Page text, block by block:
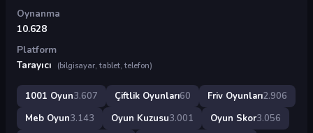
Oynanma
10.628
Platform
Tarayıcı
(bilgisayar, tablet, telefon)
1001 Oyun3.607 Çiftlik Oyunları60 Friv Oyunları2.906
Meb Oyun3.143 Oyun Kuzusu3.001 Oyun Skor3.056